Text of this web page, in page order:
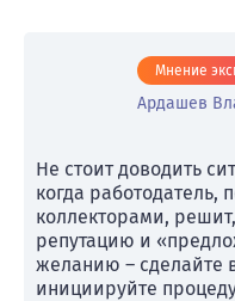
Мнение
Ардашев
Не стоит доводить
когда работодатель,
коллекторами,
репутацию и
желанию – сделайте
инициируйте